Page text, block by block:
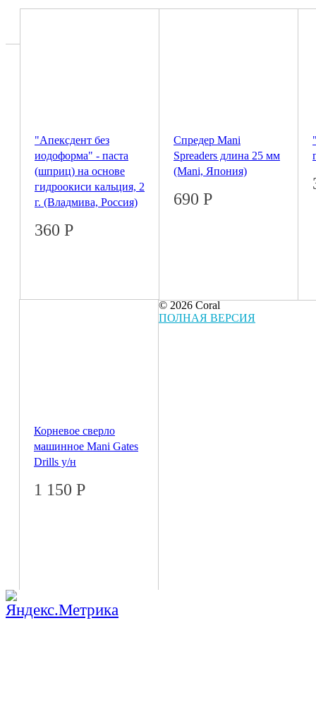
"Апексдент без
иодоформа" - паста
(шприц) на основе
гидроокиси кальция, 2
г. (Владмива, Россия)
360 Р
Спредер Mani
Spreaders длина 25 мм
(Mani, Япония)
690 Р
Корневое сверло
машинное Mani Gates
Drills у/н
1 150 Р
© 2026 Coral
ПОЛНАЯ ВЕРСИЯ